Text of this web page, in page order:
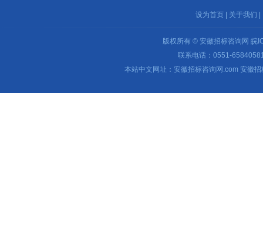
设为首页 关于我们
版权所有 © 安徽招标咨询网 皖
联系电话：0551-
本站中文网址：安徽招标咨询网.com 安徽